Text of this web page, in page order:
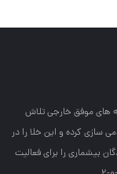
هاي موفق خارجي تلاش
سازي كرده و اين خلا را در
بيشماري را براي فعاليت